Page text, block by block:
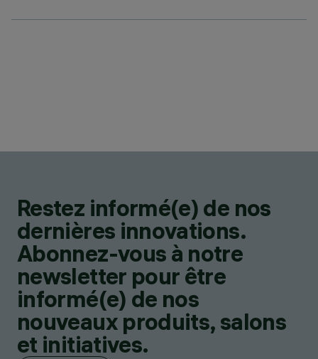
Restez informé(e) de nos
dernières innovations.
Abonnez-vous à notre
newsletter pour être
informé(e) de nos
nouveaux produits, salons
et initiatives.